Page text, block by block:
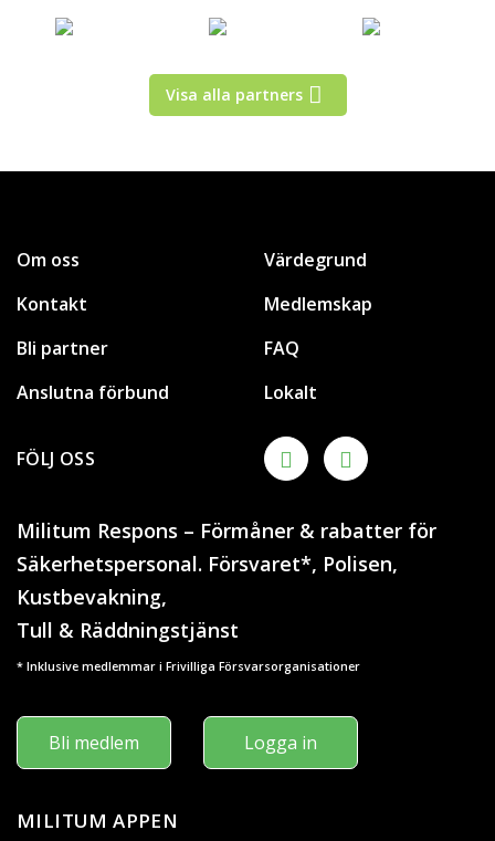
Visa alla partners
Om oss
Kontakt
Bli partner
Anslutna förbund
Värdegrund
Medlemskap
FAQ
Lokalt
FÖLJ OSS
Militum Respons – Förmåner & rabatter för
Säkerhetspersonal. Försvaret*, Polisen,
Kustbevakning,
Tull & Räddningstjänst
* Inklusive medlemmar i Frivilliga Försvarsorganisationer
Bli medlem Logga in
MILITUM APPEN